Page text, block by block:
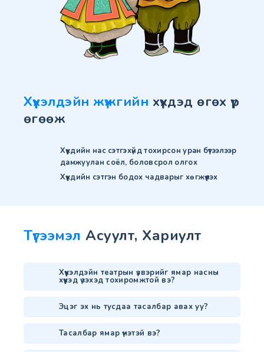
Хүүхэлдэйн жүжгийн хүүхдэд өгөх үр
өгөөж
Хүүхдийн нас сэтгэхүйд тохирсон уран бүтээлээр
дамжуулан соёл, боловсрол олгох
Хүүхдийн сэтгэн бодох чадварыг хөгжүүлэх
Түгээмэл Асуулт, Хариулт
Хүүхэлдэйн театрын үзвэрийг ямар насны
хүүхэд үзэхэд тохиромжтой вэ?
Эцэг эх нь тусдаа тасалбар авах уу?
Тасалбар ямар үнэтэй вэ?